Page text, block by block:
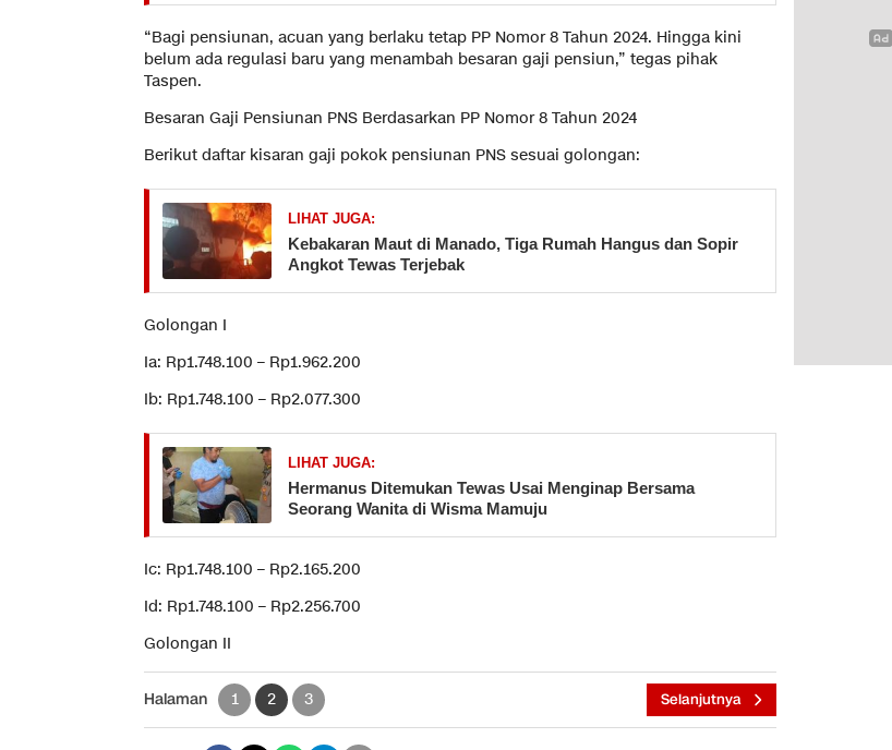
“Bagi pensiunan, acuan yang berlaku tetap PP Nomor 8 Tahun 2024. Hingga kini
belum ada regulasi baru yang menambah besaran gaji pensiun,” tegas pihak
Taspen.
Besaran Gaji Pensiunan PNS Berdasarkan PP Nomor 8 Tahun 2024
Berikut daftar kisaran gaji pokok pensiunan PNS sesuai golongan:
LIHAT JUGA:
Kebakaran Maut di Manado, Tiga Rumah Hangus dan Sopir
Angkot Tewas Terjebak
Golongan I
Ia: Rp1.748.100 – Rp1.962.200
Ib: Rp1.748.100 – Rp2.077.300
LIHAT JUGA:
Hermanus Ditemukan Tewas Usai Menginap Bersama
Seorang Wanita di Wisma Mamuju
Ic: Rp1.748.100 – Rp2.165.200
Id: Rp1.748.100 – Rp2.256.700
Golongan II
Halaman 1 2 3 Selanjutnya